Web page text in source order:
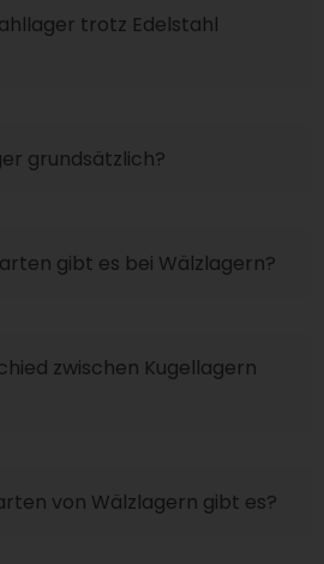
trotz Edelstahl
grundsätzlich?
gibt es bei Wälzlagern?
zwischen Kugellagern
von Wälzlagern gibt es?